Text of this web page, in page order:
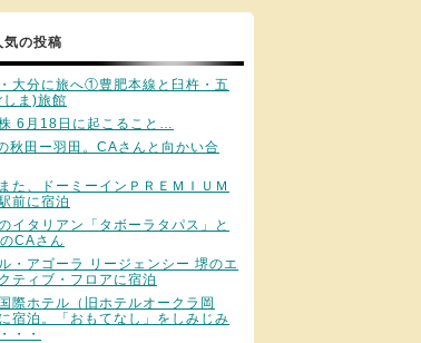
気の投稿
大分に旅へ①豊肥本線と臼杵・五
ま)旅館
6月18日に起こること…
秋田ー羽田。CAさんと向かい合
た、ドーミーインＰＲＥＭＩＵＭ
前に宿泊
イタリアン「タボーラタパス」と
CAさん
・アゴーラ リージェンシー 堺のエ
ティブ・フロアに宿泊
際ホテル（旧ホテルオークラ岡
宿泊。「おもてなし」をしみじみ
・・